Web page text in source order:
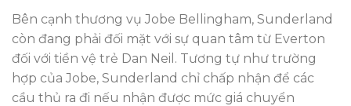
Bên cạnh thương vụ Jobe Bellingham, Sunderland
còn đang phải đối mặt với sự quan tâm từ Everton
đối với tiền vệ trẻ Dan Neil. Tương tự như trường
hợp của Jobe, Sunderland chỉ chấp nhận để các
cầu thủ ra đi nếu nhận được mức giá chuyển